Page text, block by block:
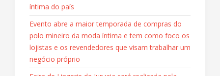
íntima do país
Evento abre a maior temporada de compras do
polo mineiro da moda íntima e tem como foco os
lojistas e os revendedores que visam trabalhar um
negócio próprio